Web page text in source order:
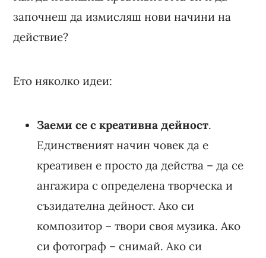
започнеш да измисляш нови начини на
действие?
Ето няколко идеи:
Заеми се с креативна дейност.
Единственият начин човек да е
креативен е просто да действа – да се
ангажира с определена творческа и
съзидателна дейност. Ако си
композитор – твори своя музика. Ако
си фотограф – снимай. Ако си